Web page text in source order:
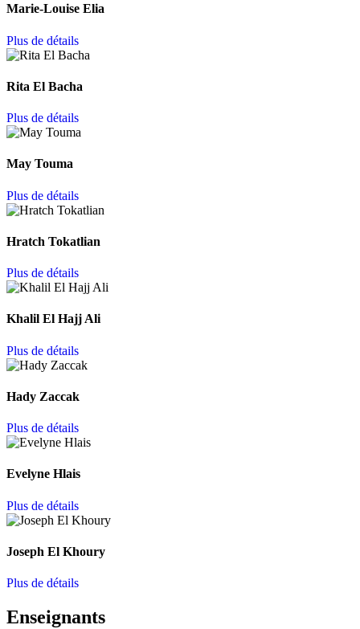
Marie-Louise Elia
Plus de détails
Rita El Bacha
Plus de détails
May Touma
Plus de détails
Hratch Tokatlian
Plus de détails
Khalil El Hajj Ali
Plus de détails
Hady Zaccak
Plus de détails
Evelyne Hlais
Plus de détails
Joseph El Khoury
Plus de détails
Enseignants